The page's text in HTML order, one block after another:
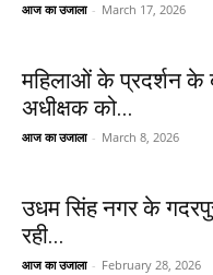
आज का उजाला - March 17, 2026
महिलाओं के प्रदर्शन के
अधीक्षक को...
आज का उजाला - March 8, 2026
उधम सिंह नगर के
रही...
आज का उजाला - February 28, 2026